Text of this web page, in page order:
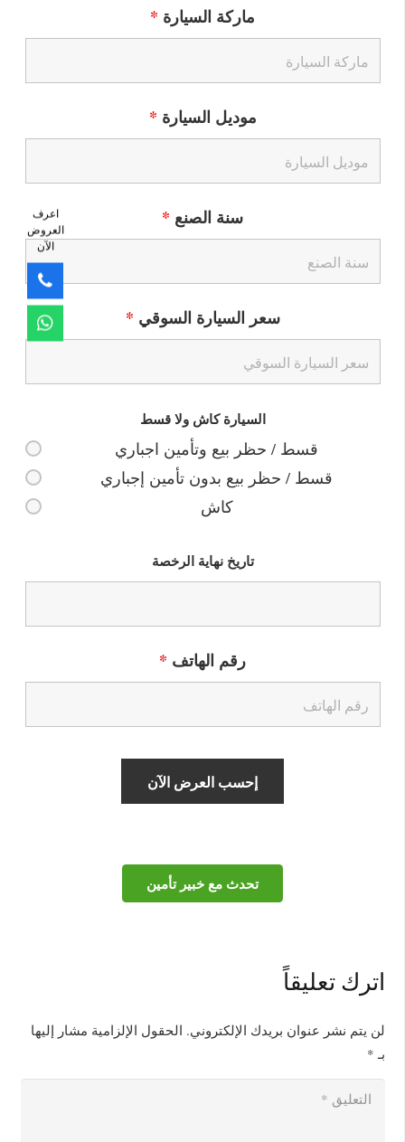
ماركة السيارة *
موديل السيارة *
سنة الصنع *
سعر السيارة السوقي *
السيارة كاش ولا قسط
قسط / حظر بيع وتأمين اجباري
قسط / حظر بيع بدون تأمين إجباري
كاش
تاريخ نهاية الرخصة
رقم الهاتف *
تحدث مع خبير تأمين
اترك تعليقاً
لن يتم نشر عنوان بريدك الإلكتروني. الحقول الإلزامية مشار إليها
بـ *
اعرف
العروض
الآن